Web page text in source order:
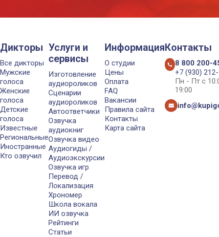
Дикторы
Все дикторы
Мужские
голоса
Женские
голоса
Детские
голоса
Известные
Региональные
Иностранные
Кто озвучил
Услуги и
сервисы
Изготовление
аудиороликов
Сценарии
аудиороликов
Автоответчики
Озвучка
аудиокниг
Озвучка видео
Аудиогиды /
Аудиоэкскурсии
Озвучка игр
Перевод /
Локализация
Хрономер
Школа вокала
ИИ озвучка
Рейтинги
Статьи
Информация
О студии
Цены
Оплата
FAQ
Вакансии
Правила сайта
Контакты
Карта сайта
Контакты
8 800 200-
+7 (930)
Пн - Пт с
19:00